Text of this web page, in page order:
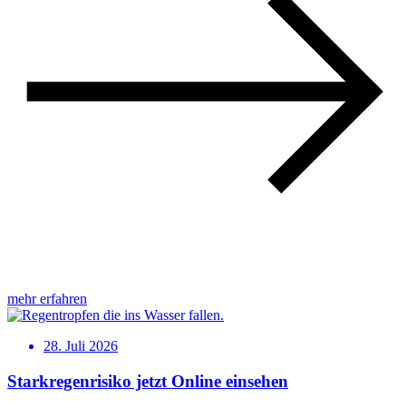
mehr erfahren
28. Juli 2026
Starkregenrisiko jetzt Online einsehen